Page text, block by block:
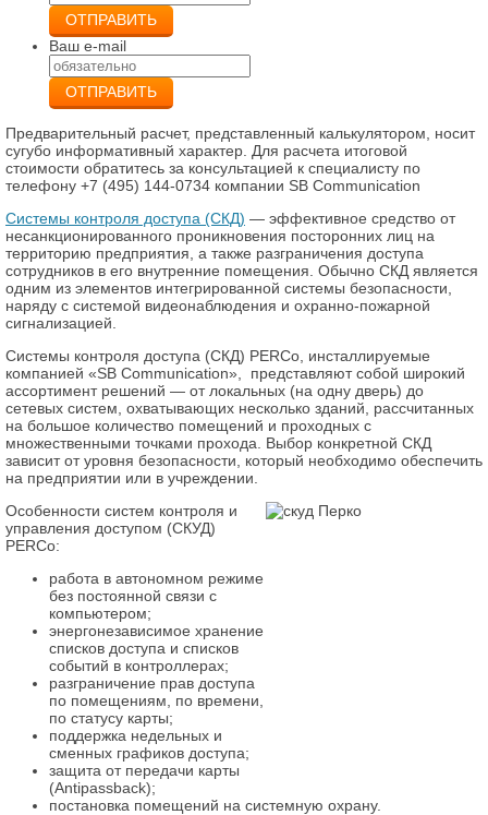
ОТПРАВИТЬ
Ваш e-mail
ОТПРАВИТЬ
Предварительный расчет, представленный калькулятором, носит
сугубо информативный характер. Для расчета итоговой
стоимости обратитесь за консультацией к специалисту по
телефону +7 (495) 144-0734 компании SB Communication
Системы контроля доступа (СКД) — эффективное средство от
несанкционированного проникновения посторонних лиц на
территорию предприятия, а также разграничения доступа
сотрудников в его внутренние помещения. Обычно СКД является
одним из элементов интегрированной системы безопасности,
наряду с системой видеонаблюдения и охранно-пожарной
сигнализацией.
Системы контроля доступа (СКД) PERCo, инсталлируемые
компанией «SB Communication», представляют собой широкий
ассортимент решений — от локальных (на одну дверь) до
сетевых систем, охватывающих несколько зданий, рассчитанных
на большое количество помещений и проходных с
множественными точками прохода. Выбор конкретной СКД
зависит от уровня безопасности, который необходимо обеспечить
на предприятии или в учреждении.
Особенности систем контроля и
управления доступом (СКУД)
PERCo:
работа в автономном режиме
без постоянной связи с
компьютером;
энергонезависимое хранение
списков доступа и списков
событий в контроллерах;
разграничение прав доступа
по помещениям, по времени,
по статусу карты;
поддержка недельных и
сменных графиков доступа;
защита от передачи карты
(Antipassback);
постановка помещений на системную охрану.